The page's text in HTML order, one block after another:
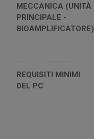
MECCANICA (UNITÀ
PRINCIPALE -
BIOAMPLIFICATORE)
REQUISITI MINIMI
DEL PC